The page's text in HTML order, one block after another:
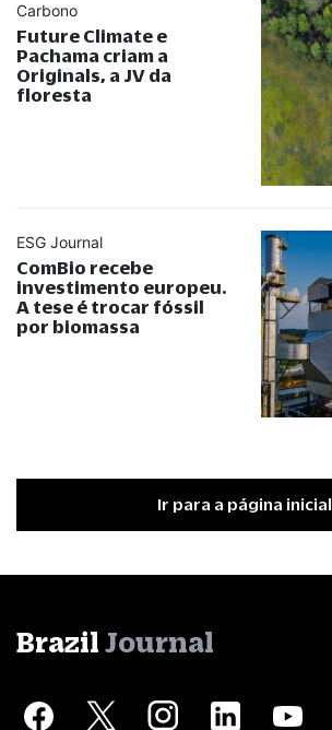
Carbono
Future Climate e
Pachama criam a
Originals, a JV da
floresta
ESG Journal
ComBio recebe
investimento europeu.
A tese é trocar fóssil
por biomassa
Ir para a página inicial
Brazil Journal